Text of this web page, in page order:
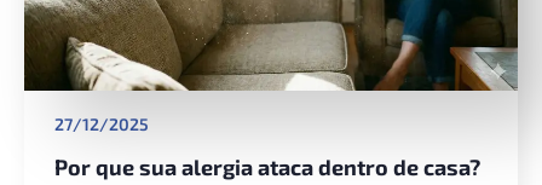
27/12/2025
Por que sua alergia ataca dentro de casa?